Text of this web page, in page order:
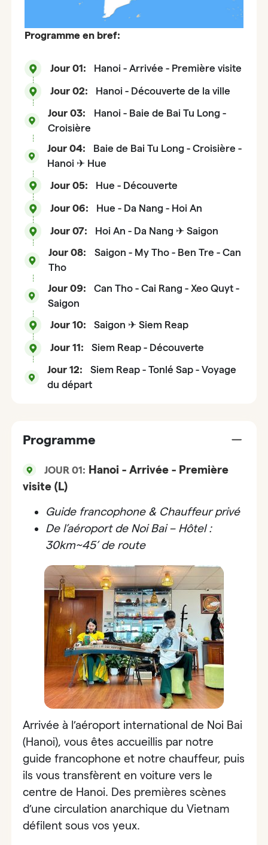
Programme en bref:
Jour 01: Hanoi - Arrivée - Première visite
Jour 02: Hanoi - Découverte de la ville
Jour 03:
Hanoi - Baie de Bai Tu Long -
Croisière
Jour 04:
Baie de Bai Tu Long - Croisière -
Hanoi ✈ Hue
Jour 05: Hue - Découverte
Jour 06: Hue - Da Nang - Hoi An
Jour 07: Hoi An - Da Nang ✈ Saigon
Jour 08:
Saigon - My Tho - Ben Tre - Can
Tho
Jour 09:
Can Tho - Cai Rang - Xeo Quyt -
Saigon
Jour 10: Saigon ✈ Siem Reap
Jour 11: Siem Reap - Découverte
Jour 12:
Siem Reap - Tonlé Sap - Voyage
du départ
Programme
JOUR 01: Hanoi - Arrivée - Première
visite (L)
Guide francophone & Chauffeur privé
De l’aéroport de Noi Bai – Hôtel :
30km~45’ de route
Arrivée à l’aéroport international de Noi Bai
(Hanoi), vous êtes accueillis par notre
guide francophone et notre chauffeur, puis
ils vous transfèrent en voiture vers le
centre de Hanoi. Des premières scènes
d’une circulation anarchique du Vietnam
défilent sous vos yeux.